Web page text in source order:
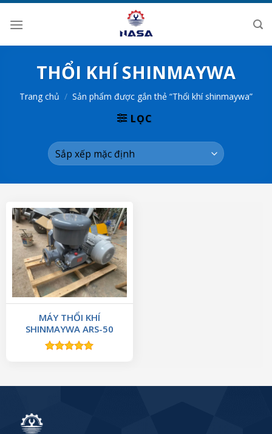
Skip
THỔI KHÍ SHINMAYWA
Trang chủ / Sản phẩm được gắn thẻ “Thổi khí shinmaywa”
LỌC
MÁY THỔI KHÍ
SHINMAYWA ARS-50